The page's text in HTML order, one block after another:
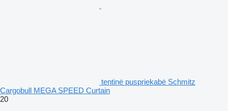
tentinė puspriekabė Schmitz
Cargobull MEGA SPEED Curtain
20